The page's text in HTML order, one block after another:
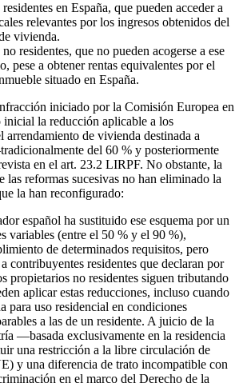
en España, que pueden acceder a
relevantes por los ingresos obtenidos del
vivienda.
residentes, que no pueden acogerse a ese
pese a obtener rentas equivalentes por el
situado en España.
iniciado por la Comisión Europea en
la reducción aplicable a los
arrendamiento de vivienda destinada a
del 60 % y posteriormente
en el art. 23.2 LIRPF. No obstante, la
las reformas sucesivas no han eliminado la
la han reconfigurado:
español ha sustituido ese esquema por un
variables (entre el 50 % y el 90 %),
de determinados requisitos, pero
contribuyentes residentes que declaran por
propietarios no residentes siguen tributando
aplicar estas reducciones, incluso cuando
para uso residencial en condiciones
a las de un residente. A juicio de la
—basada exclusivamente en la residencia
una restricción a la libre circulación de
y una diferencia de trato incompatible con
en el marco del Derecho de la